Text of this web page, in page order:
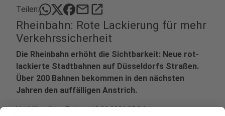
Teilen: mailopen_in_new
Rheinbahn: Rote Lackierung für mehr
Verkehrssicherheit
Die Rheinbahn erhöht die Sichtbarkeit: Neue rot-
lackierte Stadtbahnen auf Düsseldorfs Straßen.
Über 200 Bahnen bekommen in den nächsten
Jahren den auffälligen Anstrich.
Veröffentlicht:Freitag, 13.03.2026 05:34